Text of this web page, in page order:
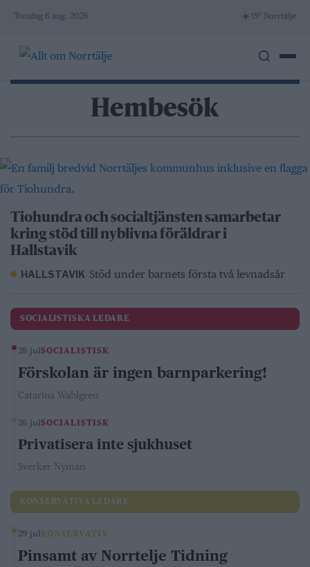
Skip
content
Torsdag 6 aug. 2026 ☀️ 19° Norrtälje
Hembesök
Tiohundra och socialtjänsten samarbetar
kring stöd till nyblivna föräldrar i
Hallstavik
HALLSTAVIK Stöd under barnets första två levnadsår
SOCIALISTISKA LEDARE
28 julSOCIALISTISK
Förskolan är ingen barnparkering!
Catarina Wahlgren
26 julSOCIALISTISK
Privatisera inte sjukhuset
Sverker Nyman
KONSERVATIVA LEDARE
29 jul KONSERVATIV
Pinsamt av Norrtelje Tidning